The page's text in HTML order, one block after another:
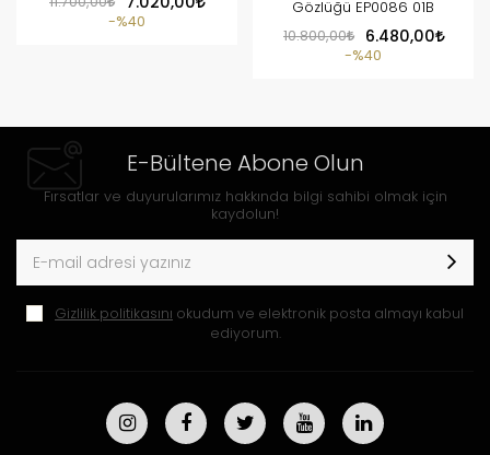
%40
Gözlüğü EP0086 01B
10.800,00
6.480,00
%40
E-Bültene Abone Olun
Fırsatlar ve duyurularımız hakkında bilgi sahibi olmak için
kaydolun!
Gizlilik politikasını okudum ve elektronik posta almayı kabul
ediyorum.